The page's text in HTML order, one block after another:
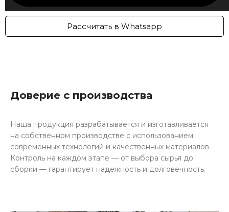
Рассчитать в Whatsapp
Доверие с производства
Наша продукция разрабатывается и изготавливается
на собственном производстве с использованием
современных технологий и качественных материалов.
Контроль на каждом этапе — от выбора сырья до
сборки — гарантирует надежность и долговечность.